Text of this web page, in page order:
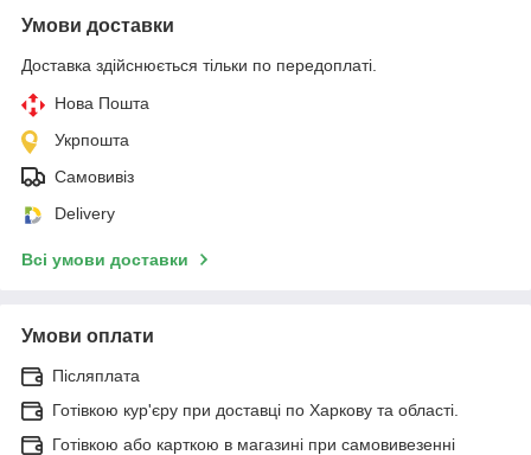
Умови доставки
Доставка здійснюється тільки по передоплаті.
Нова Пошта
Укрпошта
Самовивіз
Delivery
Всі умови доставки
Умови оплати
Післяплата
Готівкою кур'єру при доставці по Харкову та області.
Готівкою або карткою в магазині при самовивезенні